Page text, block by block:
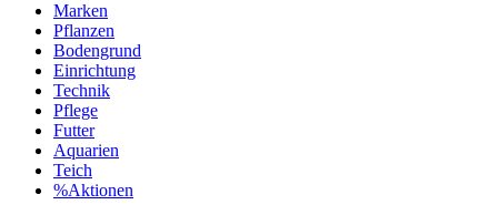
Marken
Pflanzen
Bodengrund
Einrichtung
Technik
Pflege
Futter
Aquarien
Teich
%Aktionen